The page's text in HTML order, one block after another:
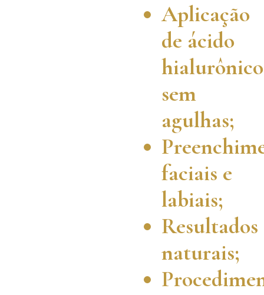
Aplicação
de ácido
hialurônico
sem
agulhas;
faciais e
labiais;
Resultados
naturais;